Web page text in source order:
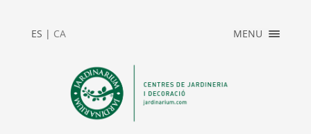
ES | CA MENU ×